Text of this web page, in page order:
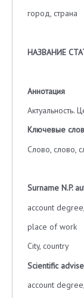
город, страна
НАЗВАНИЕ
Аннотация
Актуальность.
Ключевые
Слово, слово,
Surname N.P.
account
place of work
City, country
Scientific
account